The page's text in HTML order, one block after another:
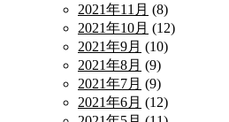
2021年11月 (8)
2021年10月 (12)
2021年9月 (10)
2021年8月 (9)
2021年7月 (9)
2021年6月 (12)